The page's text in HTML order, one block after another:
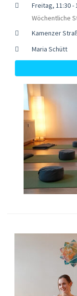
Freitag, 11:30 -
Wöchentliche
Kamenzer
Maria Schütt